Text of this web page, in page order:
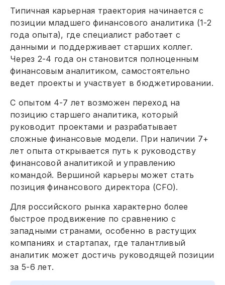
Типичная карьерная траектория начинается с
позиции младшего финансового аналитика (1-2
года опыта), где специалист работает с
данными и поддерживает старших коллег.
Через 2-4 года он становится полноценным
финансовым аналитиком, самостоятельно
ведет проекты и участвует в бюджетировании.
С опытом 4-7 лет возможен переход на
позицию старшего аналитика, который
руководит проектами и разрабатывает
сложные финансовые модели. При наличии 7+
лет опыта открывается путь к руководству
финансовой аналитикой и управлению
командой. Вершиной карьеры может стать
позиция финансового директора (CFO).
Для российского рынка характерно более
быстрое продвижение по сравнению с
западными странами, особенно в растущих
компаниях и стартапах, где талантливый
аналитик может достичь руководящей позиции
за 5-6 лет.